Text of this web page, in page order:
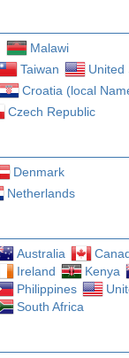
Malawi
Taiwan
United
Croatia (local
Czech Republic
Denmark
Netherlands
Australia
Ireland
Kenya
Philippines
South Africa